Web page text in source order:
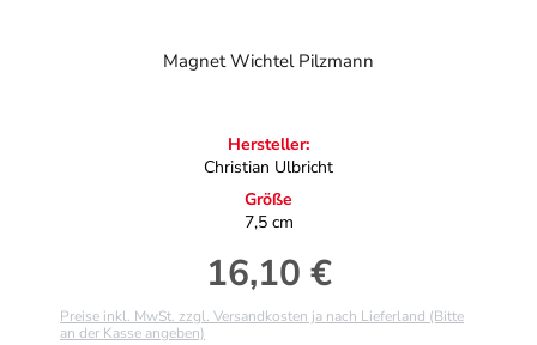
Magnet Wichtel Pilzmann
Hersteller:
Christian Ulbricht
Größe
7,5 cm
Regulärer Preis:
16,10 €
Preise inkl. MwSt. zzgl. Versandkosten ja nach Lieferland (Bitte
an der Kasse angeben)